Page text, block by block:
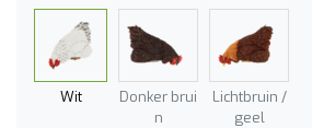
Wit
Donker brui
n
Lichtbruin /
geel